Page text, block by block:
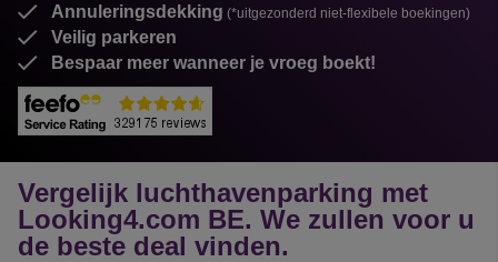
Annuleringsdekking (*uitgezonderd niet-flexibele boekingen)
Veilig parkeren
Bespaar meer wanneer je vroeg boekt!
Vergelijk luchthavenparking met
Looking4.com BE. We zullen voor u
de beste deal vinden.